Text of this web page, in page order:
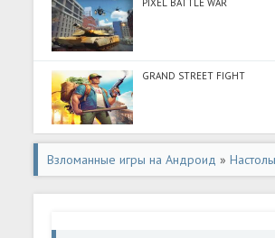
PIXEL BATTLE WAR
GRAND STREET FIGHT
Взломанные игры на Андроид »
Раскраски по номерам (Много денег)